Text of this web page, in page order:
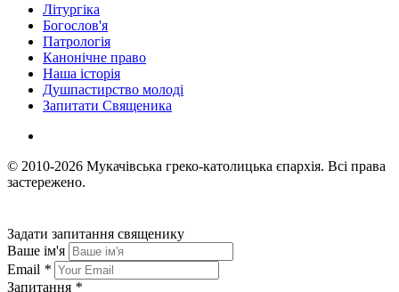
Літургіка
Богослов'я
Патрологія
Канонічне право
Наша історія
Душпастирство молоді
Запитати Священика
© 2010-2026 Мукачівська греко-католицька єпархія. Всі права
застережено.
Задати запитання священику
Ваше ім'я
Email *
Запитання *